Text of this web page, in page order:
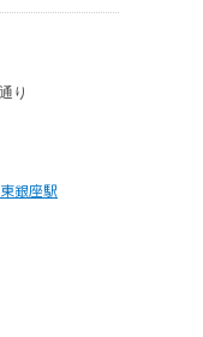
東銀座駅